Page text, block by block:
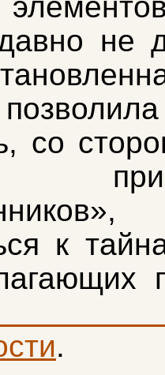
не
со
к
.